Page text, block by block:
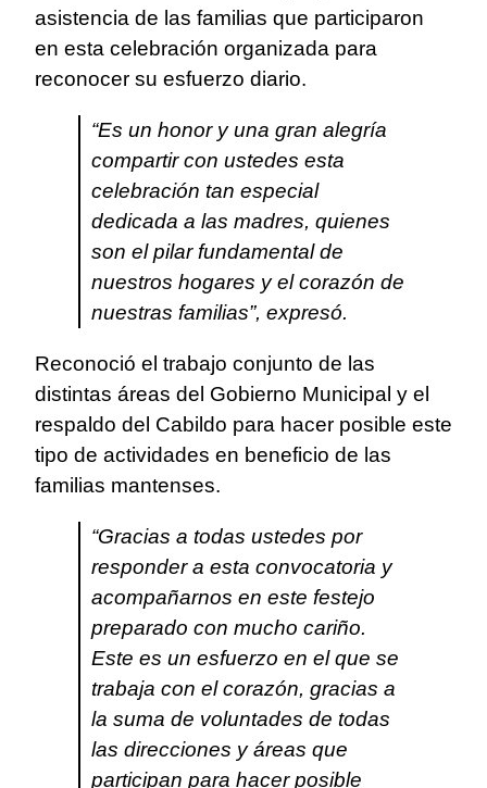
asistencia de las familias que participaron
en esta celebración organizada para
reconocer su esfuerzo diario.
“Es un honor y una gran alegría
compartir con ustedes esta
celebración tan especial
dedicada a las madres, quienes
son el pilar fundamental de
nuestros hogares y el corazón de
nuestras familias”, expresó.
Reconoció el trabajo conjunto de las
distintas áreas del Gobierno Municipal y el
respaldo del Cabildo para hacer posible este
tipo de actividades en beneficio de las
familias mantenses.
“Gracias a todas ustedes por
responder a esta convocatoria y
acompañarnos en este festejo
preparado con mucho cariño.
Este es un esfuerzo en el que se
trabaja con el corazón, gracias a
la suma de voluntades de todas
las direcciones y áreas que
participan para hacer posible